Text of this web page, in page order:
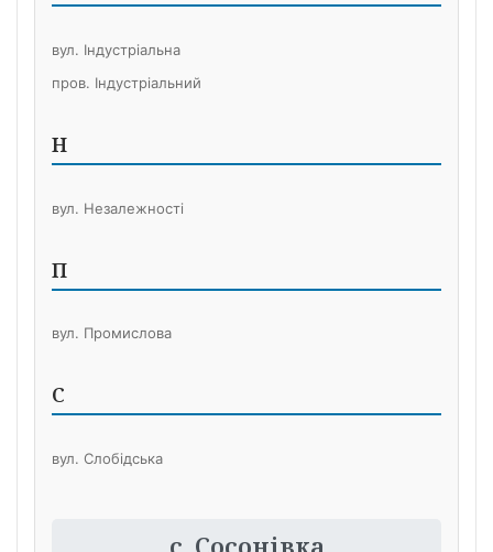
вул. Індустріальна
пров. Індустріальний
Н
вул. Незалежності
П
вул. Промислова
С
вул. Слобідська